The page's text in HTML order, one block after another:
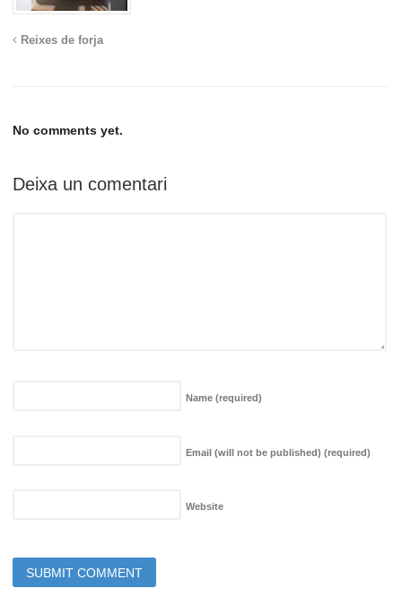
Reixes de forja
No comments yet.
Deixa un comentari
Name (required)
Email (will not be published) (required)
Website